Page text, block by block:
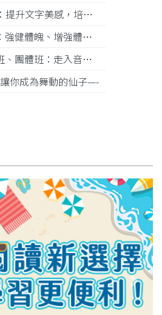
[營隊]🖌️書法夏季班：提升文字美感，培養專注力—
[營隊]️🏓桌球夏季班：強健體魄、增強體能---
[營隊]🎵️音樂班個別班、團體班：走入音樂世界-
你成為舞動的仙子—-